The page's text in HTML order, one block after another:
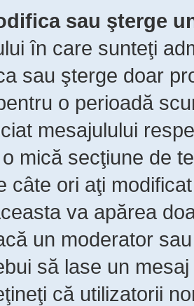
sau şterge
în care sunteţi
sau şterge doar
o perioadă
mesajulului
mică secţiune de
câte ori aţi
va apărea
un moderator
să lase un
că utilizatorii